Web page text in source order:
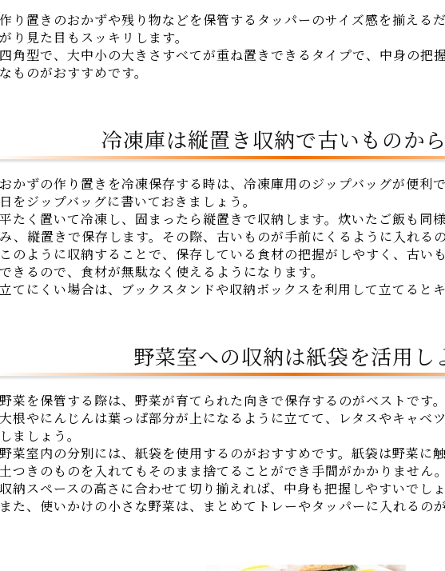
作り置きのおかずや残り物などを保管するタッパーのサイズ感を揃える
がり見た目もスッキリします。
四角型で、大中小の大きさすべてが重ね置きできるタイプで、中身の把
なものがおすすめです。
冷凍庫は縦置き収納で古いものか
おかずの作り置きを冷凍保存する時は、冷凍庫用のジップバッグが便利
日をジップバッグに書いておきましょう。
平たく置いて冷凍し、固まったら縦置きで収納します。炊いたご飯も同
み、縦置きで保存します。その際、古いものが手前にくるように入れる
このように収納することで、保存している食材の把握がしやすく、古い
できるので、食材が無駄なく使えるようになります。
立てにくい場合は、ブックスタンドや収納ボックスを利用して立てるとキ
野菜室への収納は紙袋を活用し
野菜を保管する際は、野菜が育てられた向きで保存するのがベストです。
大根やにんじんは葉っぱ部分が上になるように立てて、レタスやキャベ
しましょう。
野菜室内の分別には、紙袋を使用するのがおすすめです。紙袋は野菜に
土つきのものを入れてもそのまま捨てることができ手間がかかりません。
収納スペースの高さに合わせて切り揃えれば、中身も把握しやすいでしょ
また、使いかけの小さな野菜は、まとめてトレーやタッパーに入れるのが